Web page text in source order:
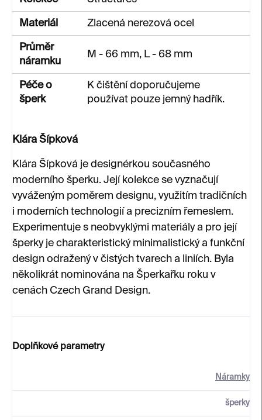
Materiál Zlacená nerezová ocel
Průměr
náramku
M - 66 mm, L - 68 mm
Péče o
šperk
K čištění doporučujeme
používat pouze jemný hadřík.
Klára Šípková
Klára Šípková je designérkou současného
moderního šperku. Její kolekce se vyznačují
vyváženým poměrem designu, využitím tradičních
i moderních technologií a precizním řemeslem.
Experimentuje s neobvyklými materiály a pro její
šperky je charakteristický minimalistický a funkční
design odražený v čistých tvarech a liniích. Byla
několikrát nominována na Šperkařku roku v
cenách Czech Grand Design.
Doplňkové parametry
Náramky
šperky